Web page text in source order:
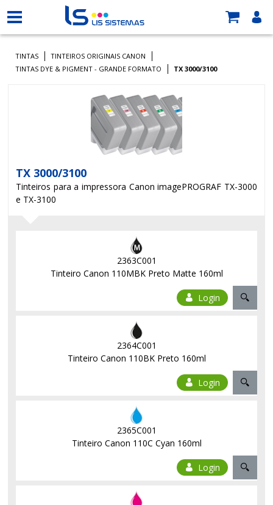
TINTAS
TINTEIROS ORIGINAIS CANON
TINTAS DYE & PIGMENT - GRANDE FORMATO
TX 3000/3100
TX 3000/3100
Tinteiros para a impressora Canon imagePROGRAF TX-3000
e TX-3100
2363C001
Tinteiro Canon 110MBK Preto Matte 160ml
Login
2364C001
Tinteiro Canon 110BK Preto 160ml
Login
2365C001
Tinteiro Canon 110C Cyan 160ml
Login